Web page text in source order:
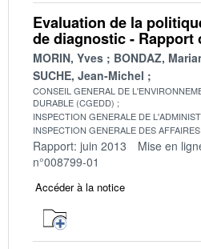
Evaluation de la
de diagnostic - Rapport
MORIN, Yves
BONDAZ,
SUCHE, Jean-Michel
CONSEIL GENERAL DE
DURABLE (CGEDD)
INSPECTION GENERALE DE
INSPECTION GENERALE DES
Rapport: juin 2013 Mise en
n°008799-01
Accéder à la notice